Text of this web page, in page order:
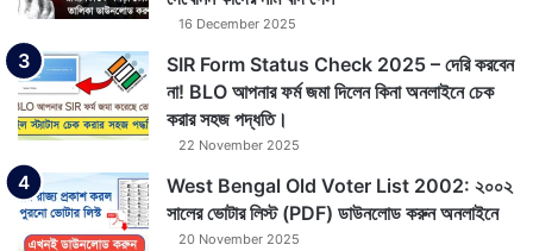
16 December 2025
SIR Form Status Check 2025 – দেরি করবেন
না! BLO আপনার ফর্ম জমা দিলেন কিনা অনলাইনে চেক
করার সহজ পদ্ধতি।
22 November 2025
West Bengal Old Voter List 2002: ২০০২
সালের ভোটার লিস্ট (PDF) ডাউনলোড করুন অনলাইনে
20 November 2025